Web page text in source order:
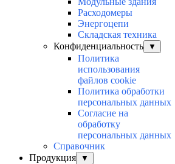
Расходомеры
Энергоцепи
Складская техника
Конфиденциальность
▼
Политика
использования
файлов cookie
Политика обработки
персональных данных
Согласие на
обработку
персональных данных
Справочник
Продукция
▼